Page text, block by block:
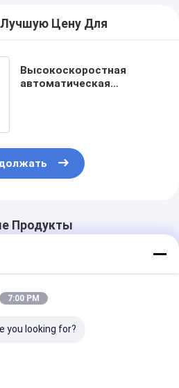
Лучшую Цену Для
Высокоскоростная
автоматическая
Продукты
7:00 PM
you looking for?